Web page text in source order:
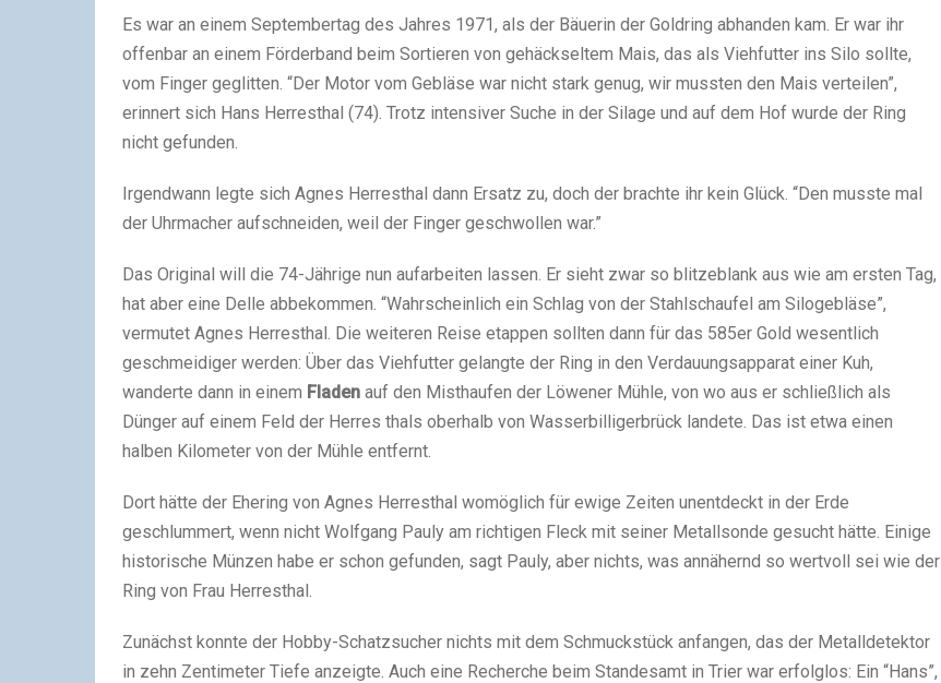
Es war an einem Septembertag des Jahres 1971, als der Bäuerin der Goldring abhanden kam. Er war ihr
offenbar an einem Förderband beim Sortieren von gehäckseltem Mais, das als Viehfutter ins Silo sollte,
vom Finger geglitten. “Der Motor vom Gebläse war nicht stark genug, wir mussten den Mais verteilen”,
erinnert sich Hans Herresthal (74). Trotz intensiver Suche in der Silage und auf dem Hof wurde der Ring
nicht gefunden.
Irgendwann legte sich Agnes Herresthal dann Ersatz zu, doch der brachte ihr kein Glück. “Den musste mal
der Uhrmacher aufschneiden, weil der Finger geschwollen war.”
Das Original will die 74-Jährige nun aufarbeiten lassen. Er sieht zwar so blitzeblank aus wie am ersten Tag,
hat aber eine Delle abbekommen. “Wahrscheinlich ein Schlag von der Stahlschaufel am Silogebläse”,
vermutet Agnes Herresthal. Die weiteren Reise etappen sollten dann für das 585er Gold wesentlich
geschmeidiger werden: Über das Viehfutter gelangte der Ring in den Verdauungsapparat einer Kuh,
wanderte dann in einem Fladen auf den Misthaufen der Löwener Mühle, von wo aus er schließlich als
Dünger auf einem Feld der Herres thals oberhalb von Wasserbilligerbrück landete. Das ist etwa einen
halben Kilometer von der Mühle entfernt.
Dort hätte der Ehering von Agnes Herresthal womöglich für ewige Zeiten unentdeckt in der Erde
geschlummert, wenn nicht Wolfgang Pauly am richtigen Fleck mit seiner Metallsonde gesucht hätte. Einige
historische Münzen habe er schon gefunden, sagt Pauly, aber nichts, was annähernd so wertvoll sei wie der
Ring von Frau Herresthal.
Zunächst konnte der Hobby-Schatzsucher nichts mit dem Schmuckstück anfangen, das der Metalldetektor
in zehn Zentimeter Tiefe anzeigte. Auch eine Recherche beim Standesamt in Trier war erfolglos: Ein “Hans”,